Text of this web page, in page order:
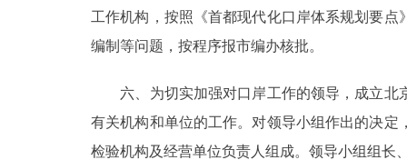
参与调查
北京概况
工作机构，按照《首都现代化口岸体系规划要
编制等问题，按程序报市编办核批。
六、为切实加强对口岸工作的领导，成立北
有关机构和单位的工作。对领导小组作出的决
检验机构及经营单位负责人组成。领导小组组长